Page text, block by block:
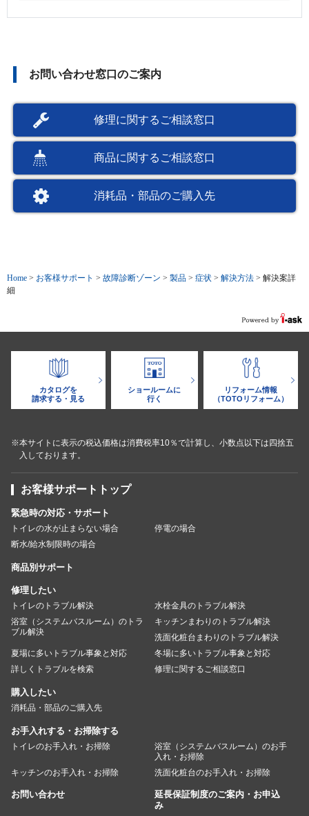
お問い合わせ窓口のご案内
修理に関するご相談窓口
商品に関するご相談窓口
消耗品・部品のご購入先
Home > お客様サポート > 故障診断ゾーン > 製品 > 症状 > 解決方法 > 解決案詳
細
カタログを
請求する・見る
ショールームに
行く
リフォーム情報
（TOTOリフォーム）
※本サイトに表示の税込価格は消費税率10％で計算し、小数点以下は四捨五
入しております。
お客様サポートトップ
緊急時の対応・サポート
トイレの水が止まらない場合
停電の場合
断水/給水制限時の場合
商品別サポート
修理したい
トイレのトラブル解決
水栓金具のトラブル解決
浴室（システムバスルーム）のトラ
ブル解決
キッチンまわりのトラブル解決
洗面化粧台まわりのトラブル解決
夏場に多いトラブル事象と対応
冬場に多いトラブル事象と対応
詳しくトラブルを検索
修理に関するご相談窓口
購入したい
消耗品・部品のご購入先
お手入れする・お掃除する
トイレのお手入れ・お掃除
浴室（システムバスルーム）のお手
入れ・お掃除
キッチンのお手入れ・お掃除
洗面化粧台のお手入れ・お掃除
お問い合わせ
延長保証制度のご案内・お申込
み